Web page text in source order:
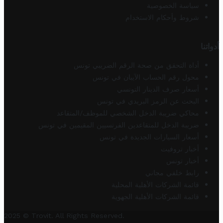
سياسة الخصوصية
شروط وأحكام الاستخدام
أدواتنا
أداة التحقق من صحة الرقم الضريبي تونس
محول رقم الحساب الآيبان في تونس
أسعار صرف الدينار التونسي
البحث عن الرمز البريدي في تونس
محاكي ضريبة الدخل الشخصي للموظف/المتقاعد
ضريبة الدخل للمتقاعدين الفرنسيين المقيمين في تونس
أسعار السيارات الجديدة في تونس
أخبار تروفيت
أخبار تونس
رابط خلفي مجاني
قائمة الشركات الأهلية المحلية
قائمة الشركات الأهلية الجهوية
2025 © Trovit. All Rights Reserved.